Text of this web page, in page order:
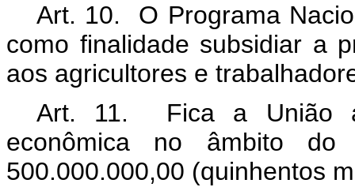
Art. 10. O Programa
como finalidade subsidiar a
aos agricultores e
Art. 11. Fica a União
econômica no âmbito do
500.000.000,00 (quinhentos